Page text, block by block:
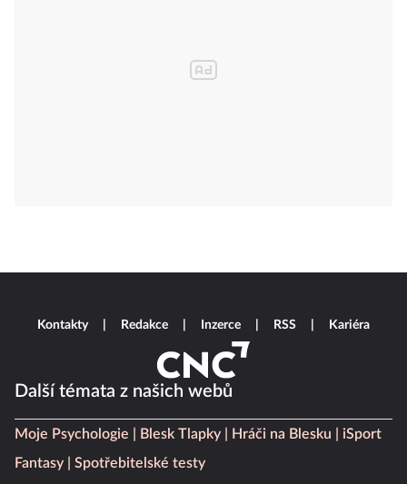
Další témata z našich webů
Moje Psychologie Blesk Tlapky Hráči na Blesku
iSport
Fantasy
Spotřebitelské testy
Kontakty Redakce Inzerce RSS Kariéra